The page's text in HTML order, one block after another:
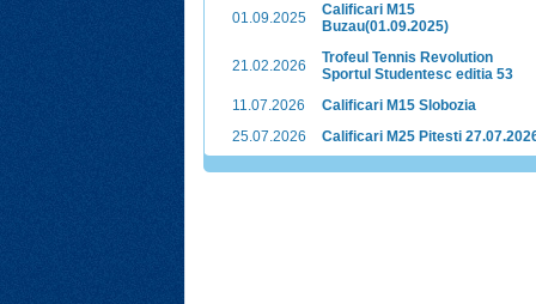
01.09.2025
Calificari M15
Buzau(01.09.2025)
21.02.2026
Trofeul Tennis Revolution
Sportul Studentesc editia 53
11.07.2026
Calificari M15 Slobozia
25.07.2026
Calificari M25 Pitesti